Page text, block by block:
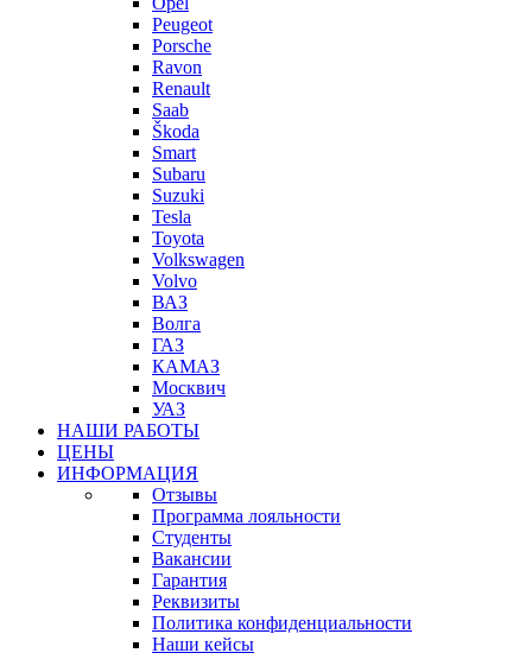
Peugeot
Porsche
Ravon
Renault
Saab
Škoda
Smart
Subaru
Suzuki
Tesla
Toyota
Volkswagen
Volvo
ВАЗ
Волга
ГАЗ
КАМАЗ
Москвич
УАЗ
НАШИ РАБОТЫ
ЦЕНЫ
ИНФОРМАЦИЯ
Отзывы
Программа лояльности
Студенты
Вакансии
Гарантия
Реквизиты
Политика конфиденциальности
Наши кейсы